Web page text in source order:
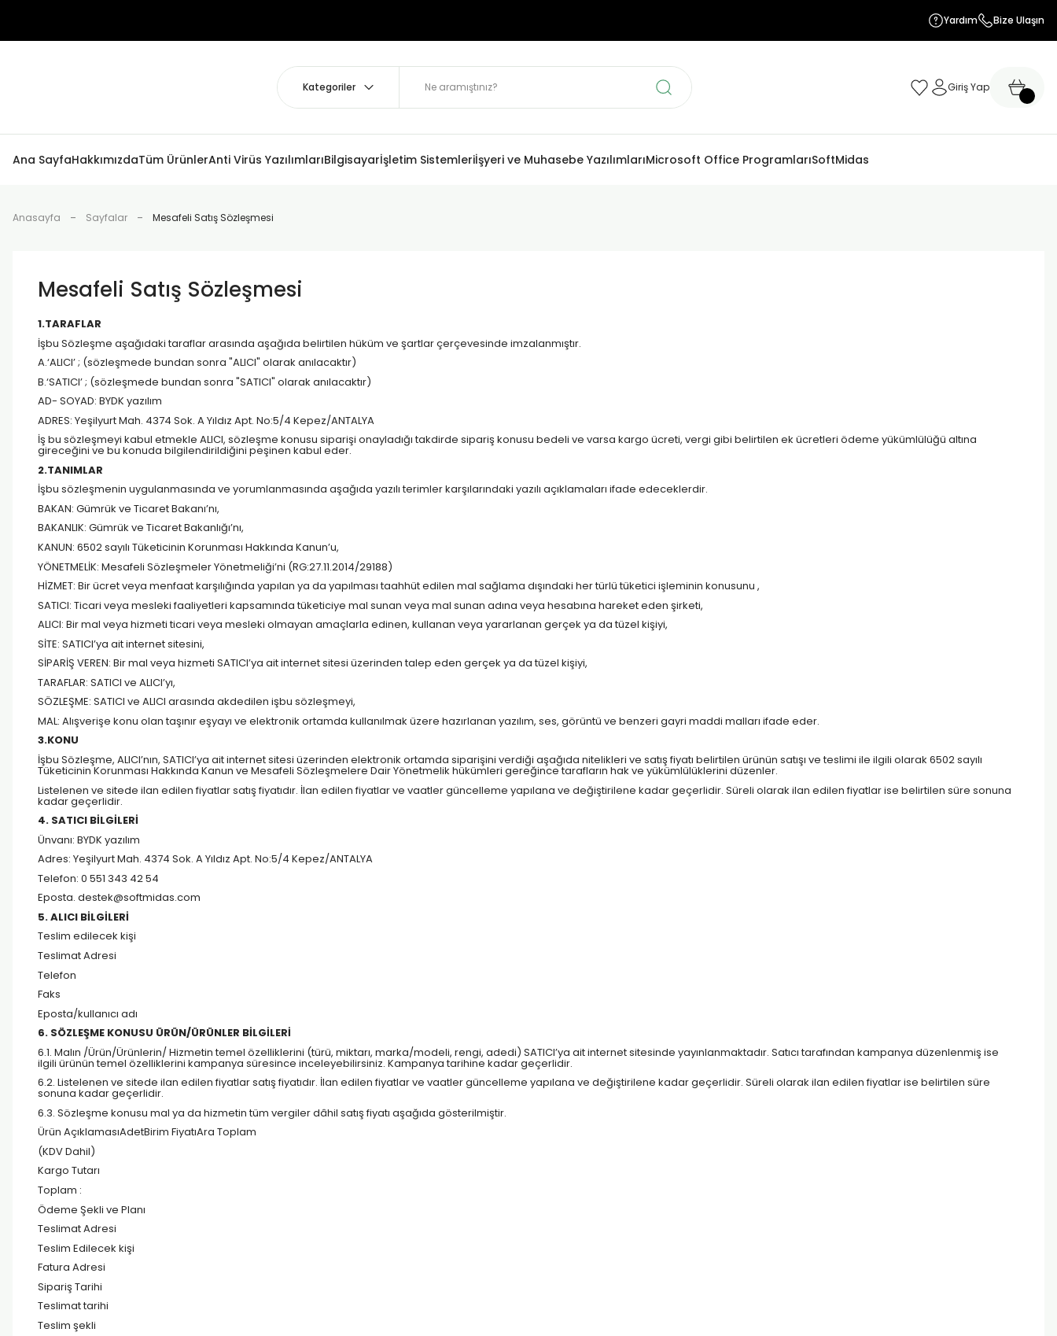
Yardım Bize Ulaşın
Giriş Yap
Ana SayfaHakkımızdaTüm ÜrünlerAnti Virüs YazılımlarıBilgisayarİşletim Sistemleriİşyeri ve Muhasebe YazılımlarıMicrosoft Office ProgramlarıSoftMidas
Anasayfa Sayfalar Mesafeli Satış Sözleşmesi
Mesafeli Satış Sözleşmesi
1.TARAFLAR
İşbu Sözleşme aşağıdaki taraflar arasında aşağıda belirtilen hüküm ve şartlar çerçevesinde imzalanmıştır.
A.‘ALICI’ ; (sözleşmede bundan sonra "ALICI" olarak anılacaktır)
B.‘SATICI’ ; (sözleşmede bundan sonra "SATICI" olarak anılacaktır)
AD- SOYAD: BYDK yazılım
ADRES: Yeşilyurt Mah. 4374 Sok. A Yıldız Apt. No:5/4 Kepez/ANTALYA
İş bu sözleşmeyi kabul etmekle ALICI, sözleşme konusu siparişi onayladığı takdirde sipariş konusu bedeli ve varsa kargo ücreti, vergi gibi belirtilen ek ücretleri ödeme yükümlülüğü altına
gireceğini ve bu konuda bilgilendirildiğini peşinen kabul eder.
2.TANIMLAR
İşbu sözleşmenin uygulanmasında ve yorumlanmasında aşağıda yazılı terimler karşılarındaki yazılı açıklamaları ifade edeceklerdir.
BAKAN: Gümrük ve Ticaret Bakanı’nı,
BAKANLIK: Gümrük ve Ticaret Bakanlığı’nı,
KANUN: 6502 sayılı Tüketicinin Korunması Hakkında Kanun’u,
YÖNETMELİK: Mesafeli Sözleşmeler Yönetmeliği’ni (RG:27.11.2014/29188)
HİZMET: Bir ücret veya menfaat karşılığında yapılan ya da yapılması taahhüt edilen mal sağlama dışındaki her türlü tüketici işleminin konusunu ,
SATICI: Ticari veya mesleki faaliyetleri kapsamında tüketiciye mal sunan veya mal sunan adına veya hesabına hareket eden şirketi,
ALICI: Bir mal veya hizmeti ticari veya mesleki olmayan amaçlarla edinen, kullanan veya yararlanan gerçek ya da tüzel kişiyi,
SİTE: SATICI’ya ait internet sitesini,
SİPARİŞ VEREN: Bir mal veya hizmeti SATICI’ya ait internet sitesi üzerinden talep eden gerçek ya da tüzel kişiyi,
TARAFLAR: SATICI ve ALICI’yı,
SÖZLEŞME: SATICI ve ALICI arasında akdedilen işbu sözleşmeyi,
MAL: Alışverişe konu olan taşınır eşyayı ve elektronik ortamda kullanılmak üzere hazırlanan yazılım, ses, görüntü ve benzeri gayri maddi malları ifade eder.
3.KONU
İşbu Sözleşme, ALICI’nın, SATICI’ya ait internet sitesi üzerinden elektronik ortamda siparişini verdiği aşağıda nitelikleri ve satış fiyatı belirtilen ürünün satışı ve teslimi ile ilgili olarak 6502 sayılı
Tüketicinin Korunması Hakkında Kanun ve Mesafeli Sözleşmelere Dair Yönetmelik hükümleri gereğince tarafların hak ve yükümlülüklerini düzenler.
Listelenen ve sitede ilan edilen fiyatlar satış fiyatıdır. İlan edilen fiyatlar ve vaatler güncelleme yapılana ve değiştirilene kadar geçerlidir. Süreli olarak ilan edilen fiyatlar ise belirtilen süre sonuna
kadar geçerlidir.
4. SATICI BİLGİLERİ
Ünvanı: BYDK yazılım
Adres: Yeşilyurt Mah. 4374 Sok. A Yıldız Apt. No:5/4 Kepez/ANTALYA
Telefon: 0 551 343 42 54
Eposta. destek@softmidas.com
5. ALICI BİLGİLERİ
Teslim edilecek kişi
Teslimat Adresi
Telefon
Faks
Eposta/kullanıcı adı
6. SÖZLEŞME KONUSU ÜRÜN/ÜRÜNLER BİLGİLERİ
6.1. Malın /Ürün/Ürünlerin/ Hizmetin temel özelliklerini (türü, miktarı, marka/modeli, rengi, adedi) SATICI’ya ait internet sitesinde yayınlanmaktadır. Satıcı tarafından kampanya düzenlenmiş ise
ilgili ürünün temel özelliklerini kampanya süresince inceleyebilirsiniz. Kampanya tarihine kadar geçerlidir.
6.2. Listelenen ve sitede ilan edilen fiyatlar satış fiyatıdır. İlan edilen fiyatlar ve vaatler güncelleme yapılana ve değiştirilene kadar geçerlidir. Süreli olarak ilan edilen fiyatlar ise belirtilen süre
sonuna kadar geçerlidir.
6.3. Sözleşme konusu mal ya da hizmetin tüm vergiler dâhil satış fiyatı aşağıda gösterilmiştir.
Ürün AçıklamasıAdetBirim FiyatıAra Toplam
(KDV Dahil)
Kargo Tutarı
Toplam :
Ödeme Şekli ve Planı
Teslimat Adresi
Teslim Edilecek kişi
Fatura Adresi
Sipariş Tarihi
Teslimat tarihi
Teslim şekli